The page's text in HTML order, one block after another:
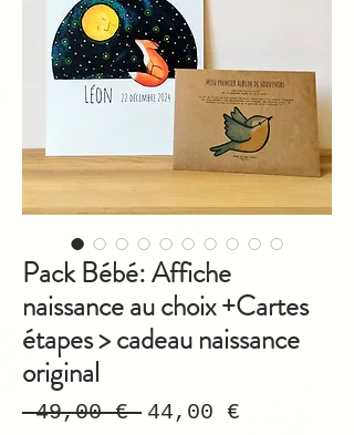
Pack Bébé: Affiche
naissance au choix +Cartes
étapes > cadeau naissance
original
49,00 € Prix
44,00 €